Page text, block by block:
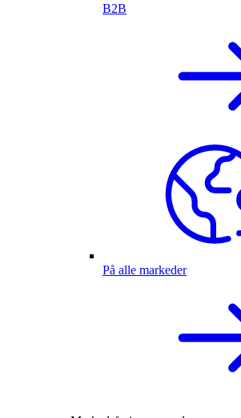
B2B
På alle markeder